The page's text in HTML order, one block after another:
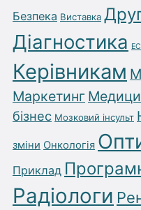
Безпека Виставка
Діагностика
Керівникам
Маркетинг
бізнес Мозковий інсульт
зміни Онкологія
Приклад
Радіологи